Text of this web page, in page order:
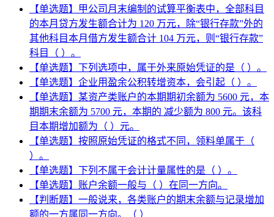
【单选题】甲公司月末编制的试算平衡表中，全部科目
的本月贷方发生额合计为 120 万元，除“银行存款”外的
其他科目本月借方发生额合计 104 万元，则“银行存款”
科目（ ）。
【单选题】下列选项中，属于外来原始凭证的是（ ）。
【单选题】企业用盈余公积转增资本，会引起（ ）。
【单选题】某资产类账户的本期期初余额为 5600 元，本
期期末余额为 5700 元，本期的 减少额为 800 元。该科
目本期增加额为（ ）元。
【单选题】按照原始凭证的格式不同，领料单属于（
）。
【单选题】下列不属于会计计量属性的是（ ）。
【单选题】账户余额一般与（ ）在同一方向。
【判断题】一般说来，各类账户的期末余额与记录增加
额的一方属同一方向。（ ）